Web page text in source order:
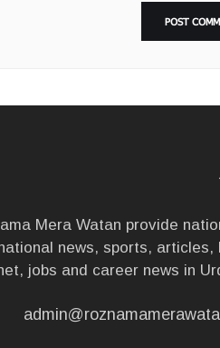
Mera Watan provide
news, sports, articles,
jobs and career news in